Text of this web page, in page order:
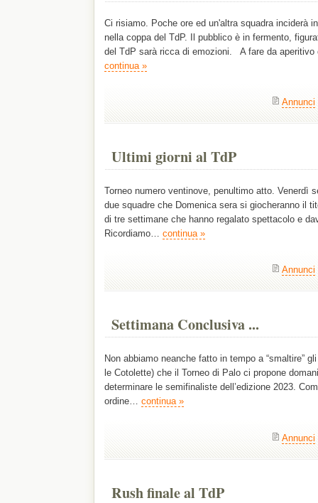
Ci risiamo. Poche ore ed un'altra squadra inciderà
nella coppa del TdP. Il pubblico è in fermento,
del TdP sarà ricca di emozioni. A fare da
continua »
Annunci
Ultimi giorni al TdP
Torneo numero ventinove, penultimo atto. Venerdì
due squadre che Domenica sera si giocheranno il
di tre settimane che hanno regalato spettacolo e
Ricordiamo… continua »
Annunci
Settimana Conclusiva ...
Non abbiamo neanche fatto in tempo a “smaltire”
le Cotolette) che il Torneo di Palo ci propone
determinare le semifinaliste dell’edizione 2023.
ordine… continua »
Annunci
Rush finale al TdP